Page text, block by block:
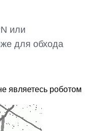
или
для обхода
являетесь роботом